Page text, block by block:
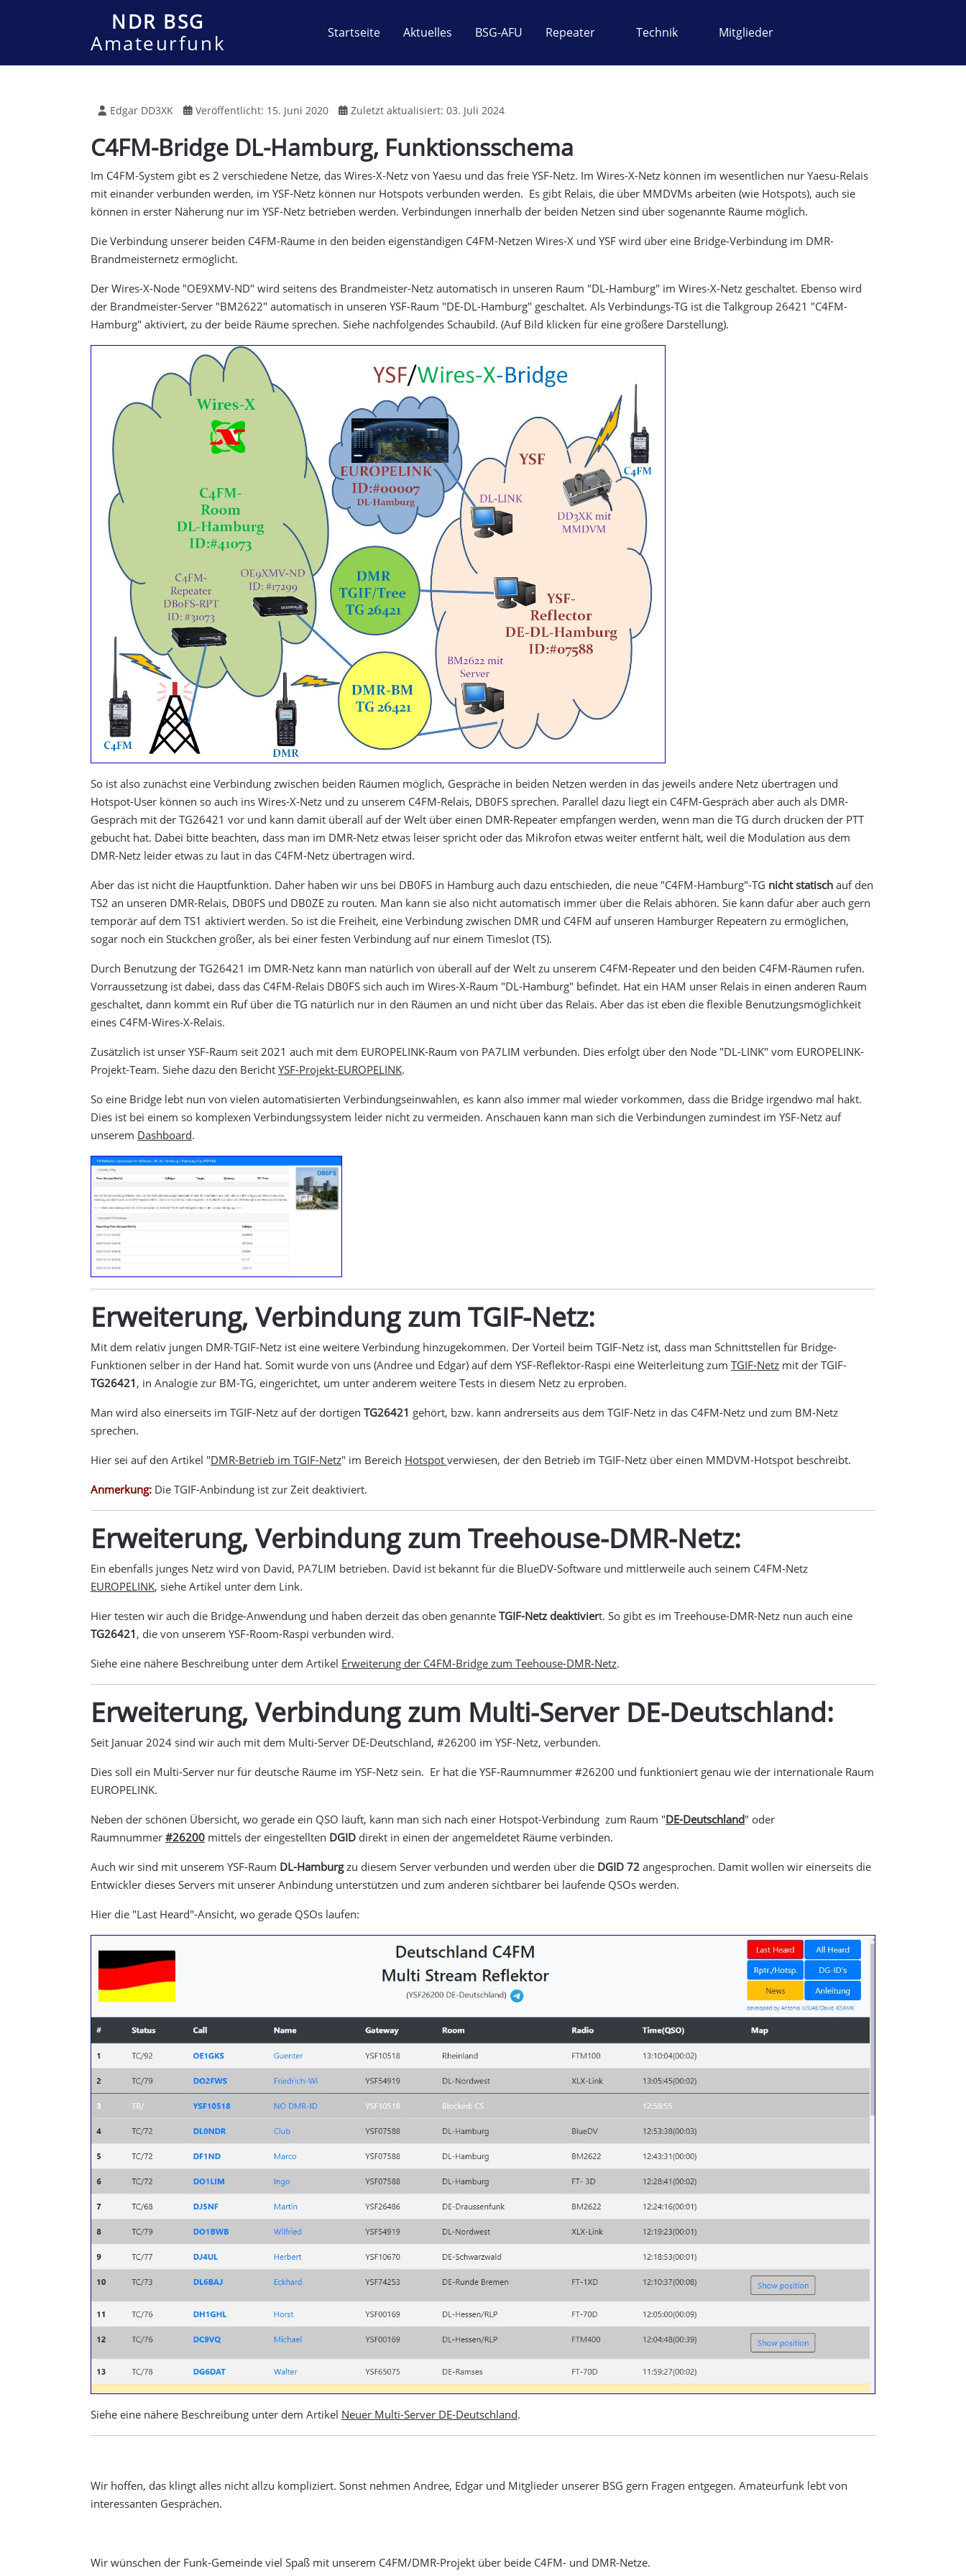
NDR BSG
Amateurfunk
Startseite Aktuelles BSG-AFU Repeater Technik Mitglieder
Edgar DD3XK Veröffentlicht: 15. Juni 2020 Zuletzt aktualisiert: 03. Juli 2024
C4FM-Bridge DL-Hamburg, Funktionsschema
Im C4FM-System gibt es 2 verschiedene Netze, das Wires-X-Netz von Yaesu und das freie YSF-Netz. Im Wires-X-Netz können im wesentlichen nur Yaesu-Relais
mit einander verbunden werden, im YSF-Netz können nur Hotspots verbunden werden. Es gibt Relais, die über MMDVMs arbeiten (wie Hotspots), auch sie
können in erster Näherung nur im YSF-Netz betrieben werden. Verbindungen innerhalb der beiden Netzen sind über sogenannte Räume möglich.
Die Verbindung unserer beiden C4FM-Räume in den beiden eigenständigen C4FM-Netzen Wires-X und YSF wird über eine Bridge-Verbindung im DMR-
Brandmeisternetz ermöglicht.
Der Wires-X-Node "OE9XMV-ND" wird seitens des Brandmeister-Netz automatisch in unseren Raum "DL-Hamburg" im Wires-X-Netz geschaltet. Ebenso wird
der Brandmeister-Server "BM2622" automatisch in unseren YSF-Raum "DE-DL-Hamburg" geschaltet. Als Verbindungs-TG ist die Talkgroup 26421 "C4FM-
Hamburg" aktiviert, zu der beide Räume sprechen. Siehe nachfolgendes Schaubild. (Auf Bild klicken für eine größere Darstellung).
So ist also zunächst eine Verbindung zwischen beiden Räumen möglich, Gespräche in beiden Netzen werden in das jeweils andere Netz übertragen und
Hotspot-User können so auch ins Wires-X-Netz und zu unserem C4FM-Relais, DB0FS sprechen. Parallel dazu liegt ein C4FM-Gespräch aber auch als DMR-
Gespräch mit der TG26421 vor und kann damit überall auf der Welt über einen DMR-Repeater empfangen werden, wenn man die TG durch drücken der PTT
gebucht hat. Dabei bitte beachten, dass man im DMR-Netz etwas leiser spricht oder das Mikrofon etwas weiter entfernt hält, weil die Modulation aus dem
DMR-Netz leider etwas zu laut in das C4FM-Netz übertragen wird.
Aber das ist nicht die Hauptfunktion. Daher haben wir uns bei DB0FS in Hamburg auch dazu entschieden, die neue "C4FM-Hamburg"-TG nicht statisch auf den
TS2 an unseren DMR-Relais, DB0FS und DB0ZE zu routen. Man kann sie also nicht automatisch immer über die Relais abhören. Sie kann dafür aber auch gern
temporär auf dem TS1 aktiviert werden. So ist die Freiheit, eine Verbindung zwischen DMR und C4FM auf unseren Hamburger Repeatern zu ermöglichen,
sogar noch ein Stückchen größer, als bei einer festen Verbindung auf nur einem Timeslot (TS).
Durch Benutzung der TG26421 im DMR-Netz kann man natürlich von überall auf der Welt zu unserem C4FM-Repeater und den beiden C4FM-Räumen rufen.
Vorraussetzung ist dabei, dass das C4FM-Relais DB0FS sich auch im Wires-X-Raum "DL-Hamburg" befindet. Hat ein HAM unser Relais in einen anderen Raum
geschaltet, dann kommt ein Ruf über die TG natürlich nur in den Räumen an und nicht über das Relais. Aber das ist eben die flexible Benutzungsmöglichkeit
eines C4FM-Wires-X-Relais.
Zusätzlich ist unser YSF-Raum seit 2021 auch mit dem EUROPELINK-Raum von PA7LIM verbunden. Dies erfolgt über den Node "DL-LINK" vom EUROPELINK-
Projekt-Team. Siehe dazu den Bericht YSF-Projekt-EUROPELINK.
So eine Bridge lebt nun von vielen automatisierten Verbindungseinwahlen, es kann also immer mal wieder vorkommen, dass die Bridge irgendwo mal hakt.
Dies ist bei einem so komplexen Verbindungssystem leider nicht zu vermeiden. Anschauen kann man sich die Verbindungen zumindest im YSF-Netz auf
unserem Dashboard.
Erweiterung, Verbindung zum TGIF-Netz:
Mit dem relativ jungen DMR-TGIF-Netz ist eine weitere Verbindung hinzugekommen. Der Vorteil beim TGIF-Netz ist, dass man Schnittstellen für Bridge-
Funktionen selber in der Hand hat. Somit wurde von uns (Andree und Edgar) auf dem YSF-Reflektor-Raspi eine Weiterleitung zum TGIF-Netz mit der TGIF-
TG26421 , in Analogie zur BM-TG, eingerichtet, um unter anderem weitere Tests in diesem Netz zu erproben.
Man wird also einerseits im TGIF-Netz auf der dortigen TG26421 gehört, bzw. kann andrerseits aus dem TGIF-Netz in das C4FM-Netz und zum BM-Netz
sprechen.
Hier sei auf den Artikel "DMR-Betrieb im TGIF-Netz" im Bereich Hotspot verwiesen, der den Betrieb im TGIF-Netz über einen MMDVM-Hotspot beschreibt.
Anmerkung: Die TGIF-Anbindung ist zur Zeit deaktiviert.
Erweiterung, Verbindung zum Treehouse-DMR-Netz:
Ein ebenfalls junges Netz wird von David, PA7LIM betrieben. David ist bekannt für die BlueDV-Software und mittlerweile auch seinem C4FM-Netz
EUROPELINK, siehe Artikel unter dem Link.
Hier testen wir auch die Bridge-Anwendung und haben derzeit das oben genannte TGIF-Netz deaktiviert. So gibt es im Treehouse-DMR-Netz nun auch eine
TG26421 , die von unserem YSF-Room-Raspi verbunden wird.
Siehe eine nähere Beschreibung unter dem Artikel Erweiterung der C4FM-Bridge zum Teehouse-DMR-Netz.
Erweiterung, Verbindung zum Multi-Server DE-Deutschland:
Seit Januar 2024 sind wir auch mit dem Multi-Server DE-Deutschland, #26200 im YSF-Netz, verbunden.
Dies soll ein Multi-Server nur für deutsche Räume im YSF-Netz sein. Er hat die YSF-Raumnummer #26200 und funktioniert genau wie der internationale Raum
EUROPELINK.
Neben der schönen Übersicht, wo gerade ein QSO läuft, kann man sich nach einer Hotspot-Verbindung zum Raum "DE-Deutschland" oder
Raumnummer #26200 mittels der eingestellten DGID direkt in einen der angemeldetet Räume verbinden.
Auch wir sind mit unserem YSF-Raum DL-Hamburgzu diesem Server verbunden und werden über die DGID 72 angesprochen. Damit wollen wir einerseits die
Entwickler dieses Servers mit unserer Anbindung unterstützen und zum anderen sichtbarer bei laufende QSOs werden.
Hier die "Last Heard"-Ansicht, wo gerade QSOs laufen:
Siehe eine nähere Beschreibung unter dem Artikel Neuer Multi-Server DE-Deutschland.
Wir hoffen, das klingt alles nicht allzu kompliziert. Sonst nehmen Andree, Edgar und Mitglieder unserer BSG gern Fragen entgegen. Amateurfunk lebt von
interessanten Gesprächen.
Wir wünschen der Funk-Gemeinde viel Spaß mit unserem C4FM/DMR-Projekt über beide C4FM- und DMR-Netze.